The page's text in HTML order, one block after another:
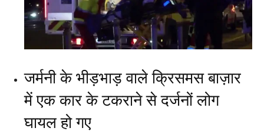
जर्मनी के भीड़भाड़ वाले क्रिसमस बाज़ार
में एक कार के टकराने से दर्जनों लोग
घायल हो गए